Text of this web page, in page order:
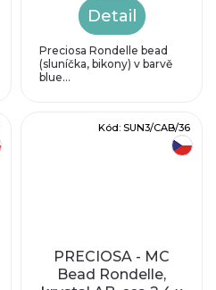
Detail
Preciosa Rondelle bead
(sluníčka, bikony) v barvě
blue...
PRECIOSA - MC
Bead Rondelle,
Kód: SUN3/CAB/36